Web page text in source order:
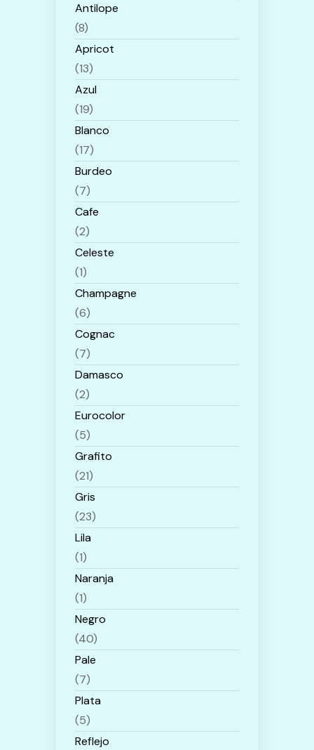
Antilope
(8)
Apricot
(13)
Azul
(19)
Blanco
(17)
Burdeo
(7)
Cafe
(2)
Celeste
(1)
Champagne
(6)
Cognac
(7)
Damasco
(2)
Eurocolor
(5)
Grafito
(21)
Gris
(23)
Lila
(1)
Naranja
(1)
Negro
(40)
Pale
(7)
Plata
(5)
Reflejo